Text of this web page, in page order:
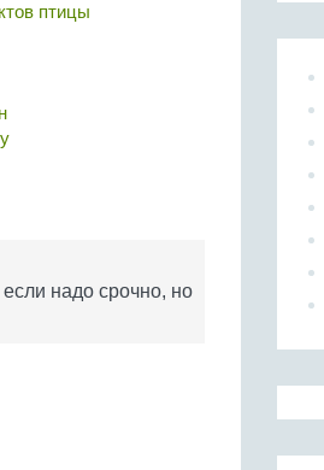
птицы
надо срочно, но